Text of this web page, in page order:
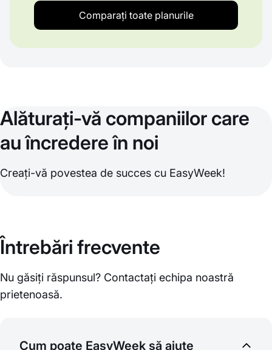
Comparați toate planurile
Alăturați-vă companiilor care
au încredere în noi
Creați-vă povestea de succes cu EasyWeek!
Întrebări frecvente
Nu găsiți răspunsul? Contactați echipa noastră
prietenoasă.
Cum poate EasyWeek să ajute